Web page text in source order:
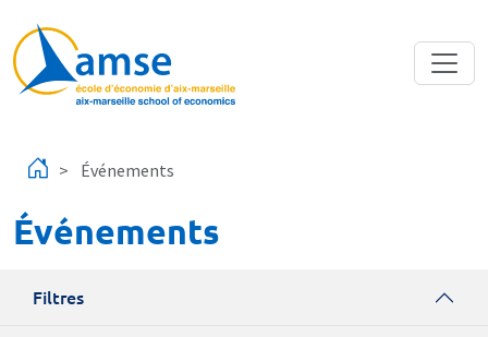
Événements
Événements
Filtres